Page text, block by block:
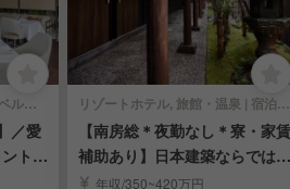
ラグジュアリーホテル, オーベルジュ | 宿泊部門 | 宿泊全般
／愛
トス
リゾートホテル, 旅館・温泉 | 宿泊部門 | 宿泊全般
【南房総＊夜勤なし＊寮・家賃
補助あり】日本建築ならではの
趣×現代的な快適さ
年収/350~420万円